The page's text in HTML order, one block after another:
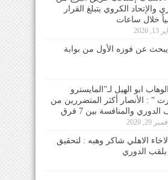
خلال ساعات
13, 2026
عن فوزه الأول من بوابة
لـ”المايسترو سبورت ” :
من توقف الدوري والمنافسة
الاهلي شاكر وهبه : لتحقيق
بلقب الدوري